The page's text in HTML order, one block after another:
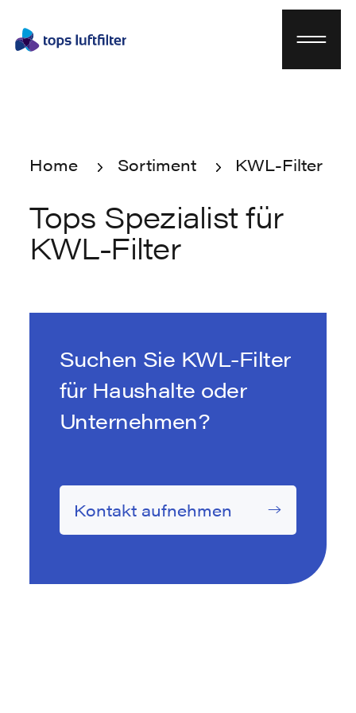
Home
Sortiment
KWL-Filter
Tops Spezialist für
KWL-Filter
Suchen Sie KWL-Filter
für Haushalte oder
Unternehmen?
Kontakt aufnehmen